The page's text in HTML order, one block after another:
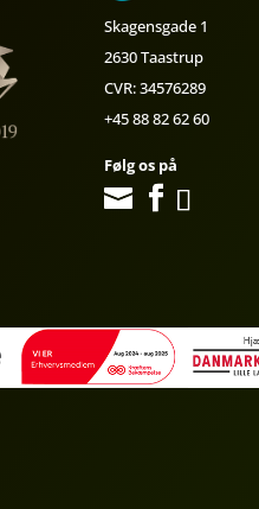
Skagensgade 1
2630 Taastrup
CVR: 34576289
+45 88 82 62 60
Følg os på